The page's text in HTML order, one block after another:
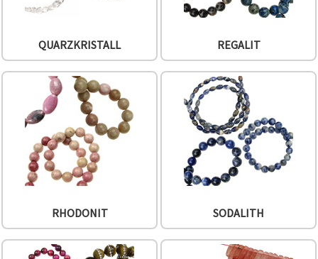
QUARZKRISTALL REGALIT
RHODONIT SODALITH